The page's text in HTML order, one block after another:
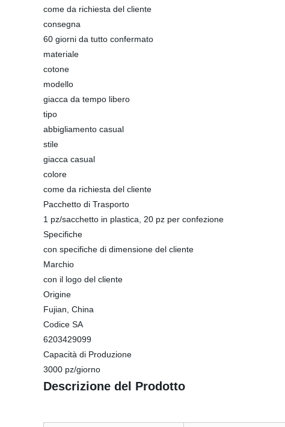
come da richiesta del cliente
consegna
60 giorni da tutto confermato
materiale
cotone
modello
giacca da tempo libero
tipo
abbigliamento casual
stile
giacca casual
colore
come da richiesta del cliente
Pacchetto di Trasporto
1 pz/sacchetto in plastica, 20 pz per confezione
Specifiche
con specifiche di dimensione del cliente
Marchio
con il logo del cliente
Origine
Fujian, China
Codice SA
6203429099
Capacità di Produzione
3000 pz/giorno
Descrizione del Prodotto